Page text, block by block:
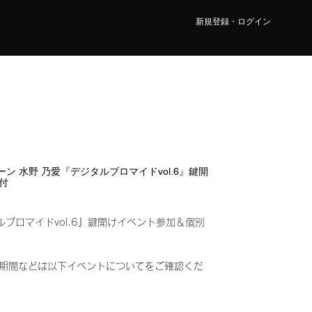
新規登録・ログイン
ン 水野 乃愛『デジタルブロマイドvol.6』鍵開
ブロマイドvol.6』鍵開けイベント参加＆個別
間などは以下イベントについてをご確認くだ